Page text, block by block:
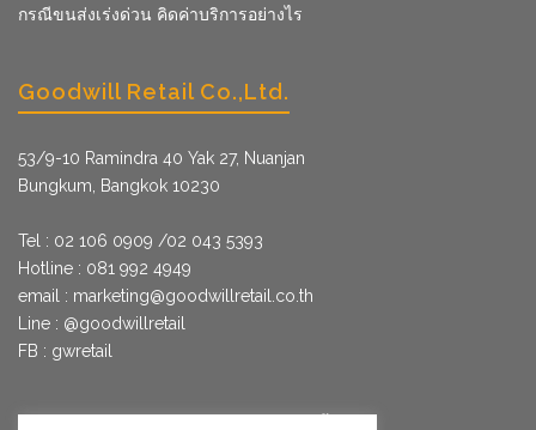
กรณีขนส่งเร่งด่วน คิดค่าบริการอย่างไร
Goodwill Retail Co.,Ltd.
53/9­-10 Ramindra 40 Yak 27, Nuanjan
Bungkum, Bangkok 10230
Tel : 02 106 0909 /02 043 5393
Hotline : 081 992 4949
email : marketing@goodwillretail.co.th
Line : @goodwillretail
FB : gwretail